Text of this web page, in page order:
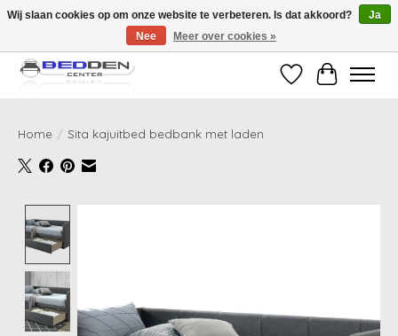
Standaard matrassen binnen 24 uur gratis geleverd!
Verlanglijst
Home / Sita kajuitbed bedbank met laden
Wij slaan cookies op om onze website te verbeteren. Is dat akkoord?
Ja
Nee
Meer over cookies »